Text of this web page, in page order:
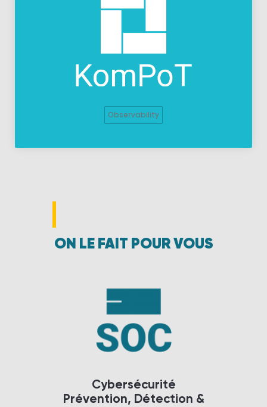
Observability
ON LE FAIT POUR VOUS
Cybersécurité
Prévention, Détection &